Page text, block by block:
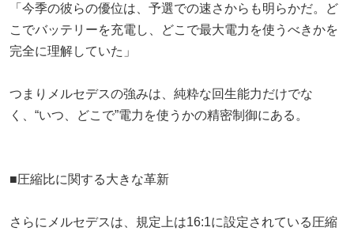
「今季の彼らの優位は、予選での速さからも明らかだ。ど
こでバッテリーを充電し、どこで最大電力を使うべきかを
完全に理解していた」
つまりメルセデスの強みは、純粋な回生能力だけでな
く、“いつ、どこで”電力を使うかの精密制御にある。
■圧縮比に関する大きな革新
さらにメルセデスは、規定上は16:1に設定されている圧縮